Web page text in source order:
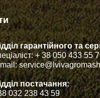
гарантійного та
+ 38 050 433 55
постачання:
032 238 43 59